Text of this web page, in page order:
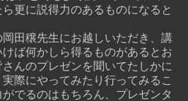
更に説得力のあるものになると
田穣先生にお越しいただき、講
ば何かしら得るものがあるとお
んのプレゼンを聞いてたしかに
際にやってみたり行ってみるこ
でるのはもちろん、プレゼンタ